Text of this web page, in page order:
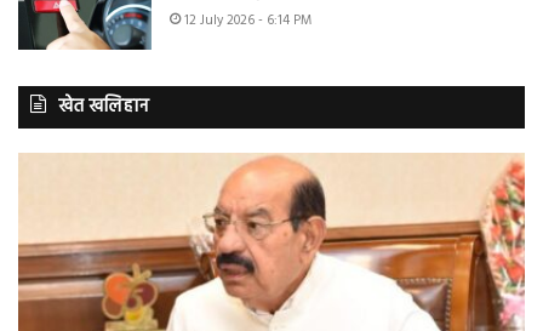
12 July 2026 - 6:14 PM
खेत खलिहान